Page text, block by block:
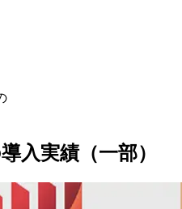
入実績（一部）